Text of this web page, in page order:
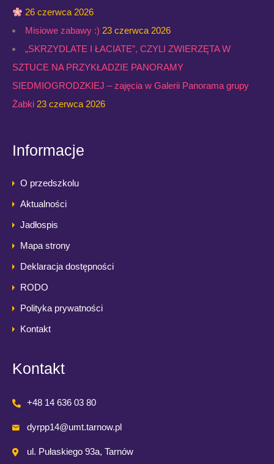
26 czerwca 2026
Misiowe zabawy :) 23 czerwca 2026
„SKRZYDLATE I ŁACIATE”, CZYLI ZWIERZĘTA W
SZTUCE NA PRZYKŁADZIE PANORAMY
SIEDMIOGRODZKIEJ – zajęcia w Galerii Panorama grupy
Żabki 23 czerwca 2026
Informacje
O przedszkolu
Aktualności
Jadłospis
Mapa strony
Deklaracja dostępności
RODO
Polityka prywatności
Kontakt
Kontakt
+48 14 636 03 80
dyrpp14@umt.tarnow.pl
ul. Pułaskiego 93a, Tarnów